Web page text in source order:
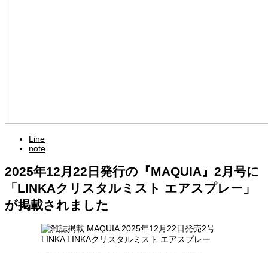
Line
note
2025年12月22日発行の『MAQUIA』2月号に
「LINKAクリスタルミスト エアスプレー」
が掲載されました